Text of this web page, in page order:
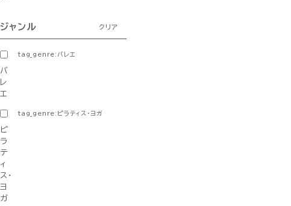
ジャンル クリア
tag_genre:バレエ
バ
レ
エ
tag_genre:ピラティス・ヨガ
ピ
ラ
テ
ィ
ス・
ヨ
ガ